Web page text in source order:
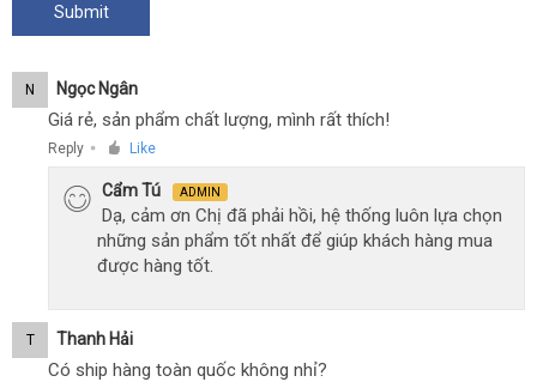
N Ngọc Ngân
Giá rẻ, sản phẩm chất lượng, mình rất thích!
Reply ● Like
Cẩm Tú ADMIN
Dạ, cảm ơn Chị đã phải hồi, hệ thống luôn lựa chọn
những sản phẩm tốt nhất để giúp khách hàng mua
được hàng tốt.
T Thanh Hải
Có ship hàng toàn quốc không nhỉ?